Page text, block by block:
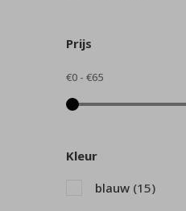
Prijs
€0 - €65
Kleur
blauw (15)